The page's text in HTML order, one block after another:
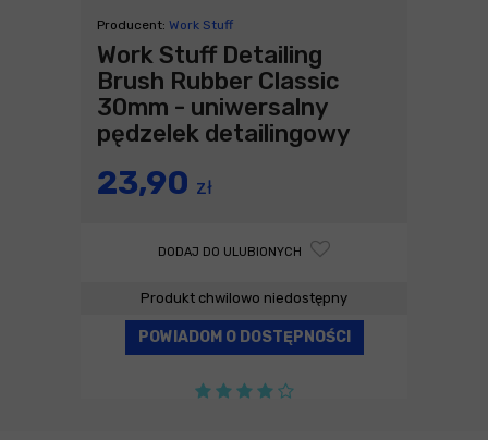
Producent: Work Stuff
Work Stuff Detailing
Brush Rubber Classic
30mm - uniwersalny
pędzelek detailingowy
23,90 zł
DODAJ DO ULUBIONYCH
Produkt chwilowo niedostępny
POWIADOM O DOSTĘPNOŚCI